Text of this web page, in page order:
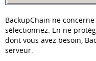
BackupChain ne
sélectionnez. En ne
dont vous avez besoin,
serveur.